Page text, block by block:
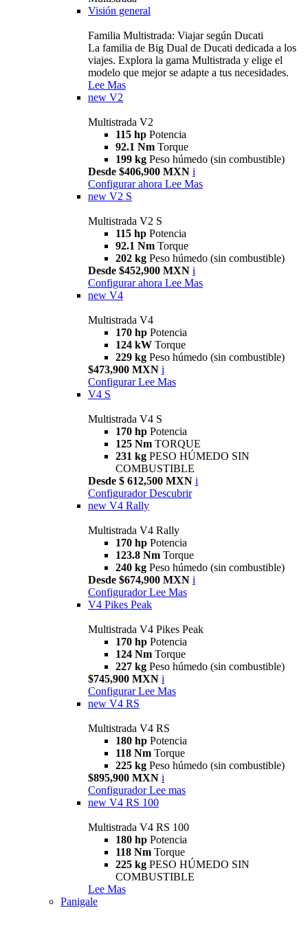
Visión general
Familia Multistrada: Viajar según Ducati
La familia de Big Dual de Ducati dedicada a los
viajes. Explora la gama Multistrada y elige el
modelo que mejor se adapte a tus necesidades.
Lee Mas
new V2
Multistrada V2
115 hp Potencia
92.1 Nm Torque
199 kg Peso húmedo (sin combustible)
Desde $406,900 MXN i
Configurar ahora Lee Mas
new V2 S
Multistrada V2 S
115 hp Potencia
92.1 Nm Torque
202 kg Peso húmedo (sin combustible)
Desde $452,900 MXN i
Configurar ahora Lee Mas
new V4
Multistrada V4
170 hp Potencia
124 kW Torque
229 kg Peso húmedo (sin combustible)
$473,900 MXN i
Configurar Lee Mas
V4 S
Multistrada V4 S
170 hp Potencia
125 Nm TORQUE
231 kg PESO HÚMEDO SIN
COMBUSTIBLE
Desde $ 612,500 MXN i
Configurador Descubrir
new V4 Rally
Multistrada V4 Rally
170 hp Potencia
123.8 Nm Torque
240 kg Peso húmedo (sin combustible)
Desde $674,900 MXN i
Configurador Lee Mas
V4 Pikes Peak
Multistrada V4 Pikes Peak
170 hp Potencia
124 Nm Torque
227 kg Peso húmedo (sin combustible)
$745,900 MXN i
Configurar Lee Mas
new V4 RS
Multistrada V4 RS
180 hp Potencia
118 Nm Torque
225 kg Peso húmedo (sin combustible)
$895,900 MXN i
Configurador Lee mas
new V4 RS 100
Multistrada V4 RS 100
180 hp Potencia
118 Nm Torque
225 kg PESO HÚMEDO SIN
COMBUSTIBLE
Lee Mas
Panigale